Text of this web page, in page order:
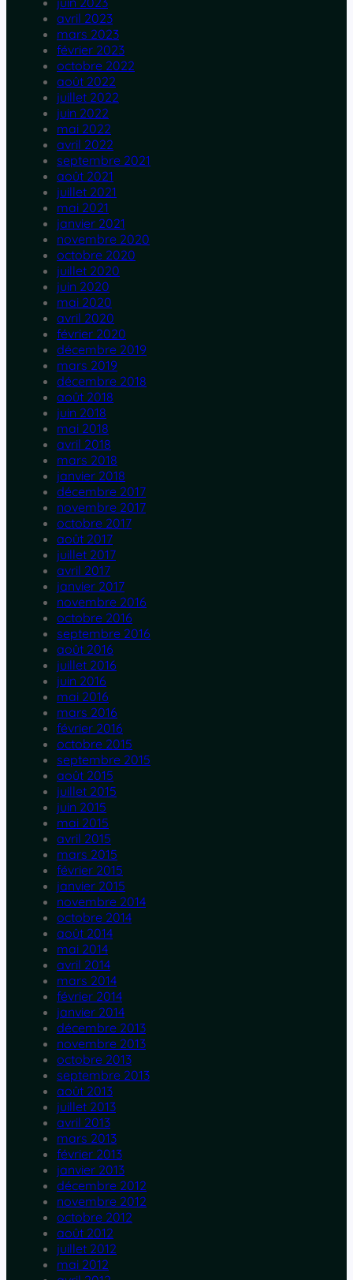
avril 2023
mars 2023
février 2023
octobre 2022
août 2022
juillet 2022
juin 2022
mai 2022
avril 2022
septembre 2021
août 2021
juillet 2021
mai 2021
janvier 2021
novembre 2020
octobre 2020
juillet 2020
juin 2020
mai 2020
avril 2020
février 2020
décembre 2019
mars 2019
décembre 2018
août 2018
juin 2018
mai 2018
avril 2018
mars 2018
janvier 2018
décembre 2017
novembre 2017
octobre 2017
août 2017
juillet 2017
avril 2017
janvier 2017
novembre 2016
octobre 2016
septembre 2016
août 2016
juillet 2016
juin 2016
mai 2016
mars 2016
février 2016
octobre 2015
septembre 2015
août 2015
juillet 2015
juin 2015
mai 2015
avril 2015
mars 2015
février 2015
janvier 2015
novembre 2014
octobre 2014
août 2014
mai 2014
avril 2014
mars 2014
février 2014
janvier 2014
décembre 2013
novembre 2013
octobre 2013
septembre 2013
août 2013
juillet 2013
avril 2013
mars 2013
février 2013
janvier 2013
décembre 2012
novembre 2012
octobre 2012
août 2012
juillet 2012
mai 2012